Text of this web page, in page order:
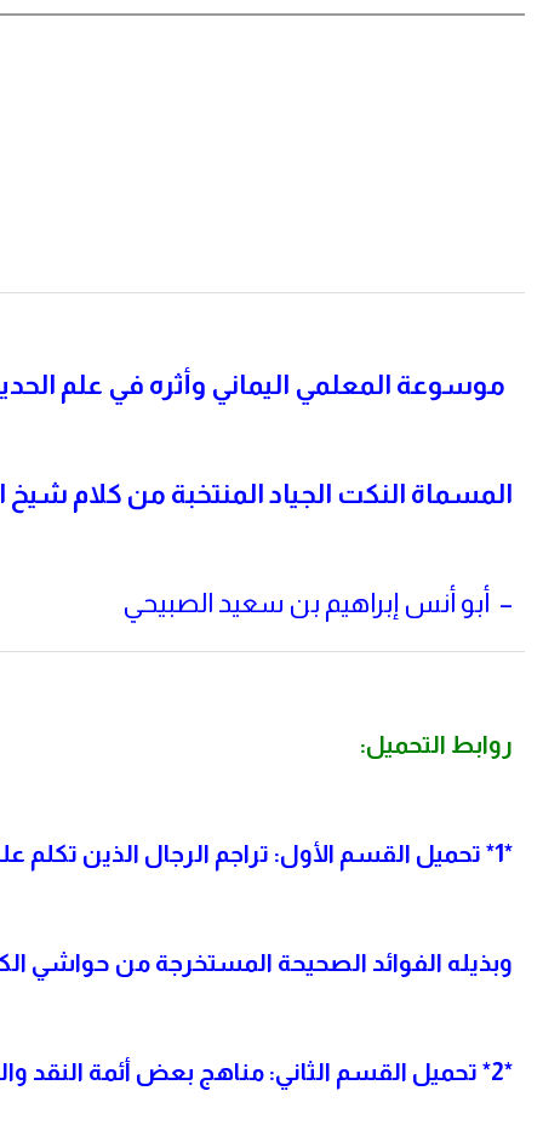
موسوعة المعلمي اليماني وأثره في علم
المسماة النكت الجياد المنتخبة من كلام شيخ
– أبو أنس إبراهيم بن سعيد الصبيحي
روابط التحميل:
*1* تحميل القسم الأول: تراجم الرجال الذين تكلم
وبذيله الفوائد الصحيحة المستخرجة من حواشي
*2* تحميل القسم الثاني: مناهج بعض أئمة النقد